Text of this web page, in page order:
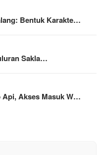
Bentuk Karakte…
Sakla…
Api, Akses Masuk W…